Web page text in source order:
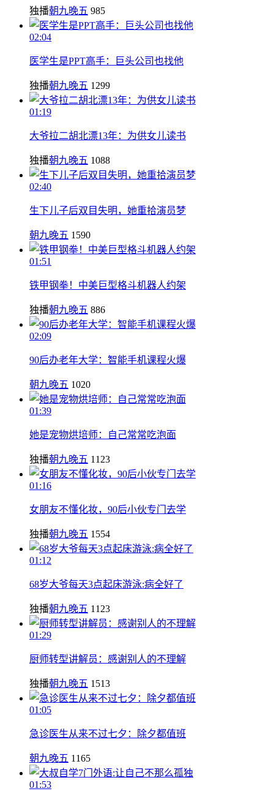
独播朝九晚五 985
02:04
医学生是PPT高手：巨头公司也找他
独播朝九晚五 1299
01:19
大爷拉二胡北漂13年：为供女儿读书
独播朝九晚五 1088
02:40
生下儿子后双目失明，她重拾演员梦
朝九晚五 1590
01:51
铁甲钢拳！中美巨型格斗机器人约架
独播朝九晚五 886
02:09
90后办老年大学：智能手机课程火爆
朝九晚五 1020
01:39
她是宠物烘培师：自己常常吃泡面
独播朝九晚五 1123
01:16
女朋友不懂化妆，90后小伙专门去学
独播朝九晚五 1554
01:12
68岁大爷每天3点起床游泳:病全好了
独播朝九晚五 1123
01:29
厨师转型讲解员：感谢别人的不理解
独播朝九晚五 1513
01:05
急诊医生从来不过七夕：除夕都值班
朝九晚五 1165
01:53